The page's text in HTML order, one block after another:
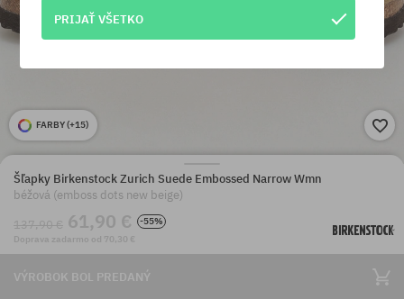
FARBY (+15)
Šľapky Birkenstock Zurich Suede Embossed Narrow Wmn
béžová (emboss dots new beige)
137,90 € 61,90 €
-55%
Doprava zadarmo od 70,30 €
VÝROBOK BOL PREDANÝ
PRIJAŤ VŠETKO